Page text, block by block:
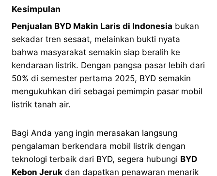
Kesimpulan
Penjualan BYD Makin Laris di Indonesia bukan
sekadar tren sesaat, melainkan bukti nyata
bahwa masyarakat semakin siap beralih ke
kendaraan listrik. Dengan pangsa pasar lebih dari
50% di semester pertama 2025, BYD semakin
mengukuhkan diri sebagai pemimpin pasar mobil
listrik tanah air.
Bagi Anda yang ingin merasakan langsung
pengalaman berkendara mobil listrik dengan
teknologi terbaik dari BYD, segera hubungi BYD
Kebon Jeruk dan dapatkan penawaran menarik